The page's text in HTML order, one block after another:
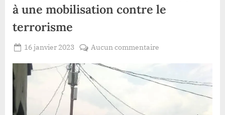
à une mobilisation contre le
terrorisme
Posted
16 janvier 2023
Lacloche
Aucun commentaire
bombe